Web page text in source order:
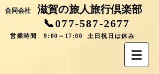
合同会社 滋賀の旅人旅行倶楽部
📞077-587-2677
営業時間 9:00～17:00 土日祝日は休み